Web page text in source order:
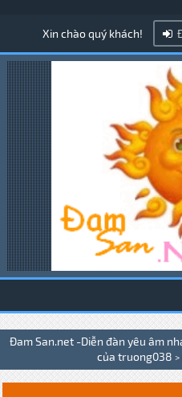
Xin chào quý khách!
Đam San.net -Diễn đàn yêu âm
của truong038 >